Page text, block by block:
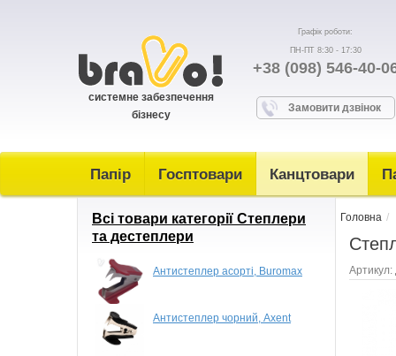
системне забезпечення
бізнесу
Графік роботи:
ПН-ПТ 8:30 - 17:30
+38 (098) 546-40-
Замовити дзвінок
Папір Госптовари Канцтовари
Всі товари категорії Степлери
та дестеплери
Антистеплер асорті, Buromax
Антистеплер чорний, Axent
Головна
Артикул: